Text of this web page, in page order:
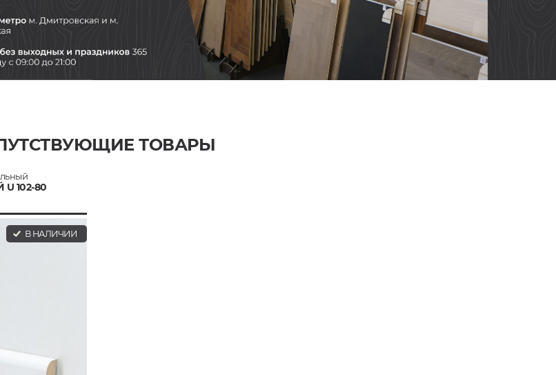
ТОВАРЫ
U 102-80
В НАЛИЧИИ